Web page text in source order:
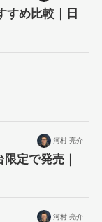
すめ比較｜日
河村 亮介
定で発売｜
河村 亮介